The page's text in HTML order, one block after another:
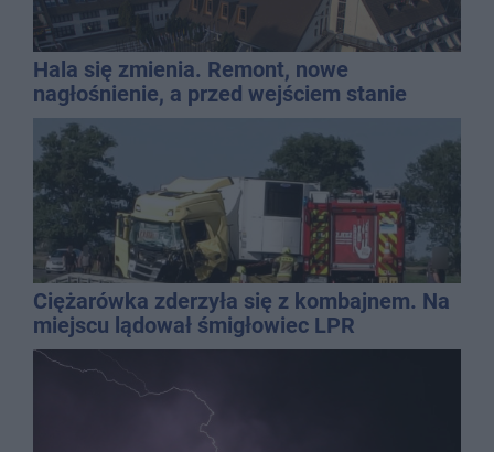
Hala się zmienia. Remont, nowe
nagłośnienie, a przed wejściem stanie
QEMETICA ARENA
Ciężarówka zderzyła się z kombajnem. Na
miejscu lądował śmigłowiec LPR